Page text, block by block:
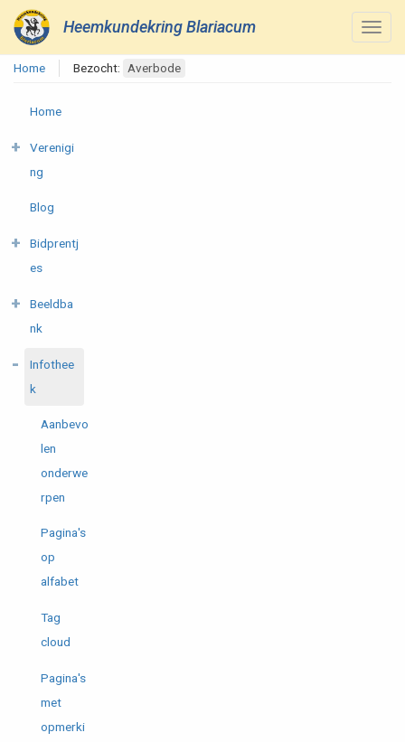
Heemkundekring Blariacum
Home Bezocht: Averbode
Home
Verenigi
ng
Blog
Bidprentj
es
Beeldba
nk
Infothee
k
Aanbevo
len
onderwe
rpen
Pagina's
op
alfabet
Tag
cloud
Pagina's
met
opmerki